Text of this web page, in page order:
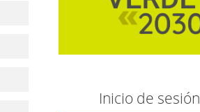
Inicio de sesión